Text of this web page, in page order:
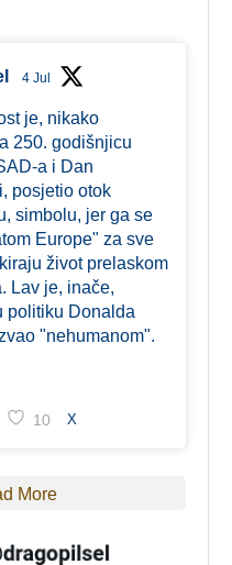
4 Jul
je, nikako
250. godišnjicu
a i Dan
posjetio otok
simbolu, jer ga se
Europe" za sve
život prelaskom
Lav je, inače,
politiku Donalda
"nehumanom".
10 X
More